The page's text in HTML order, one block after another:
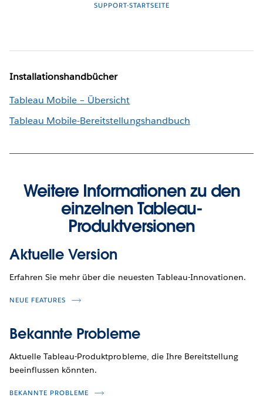
SUPPORT-STARTSEITE
Installationshandbücher
Tableau Mobile – Übersicht
Tableau Mobile-Bereitstellungshandbuch
Weitere Informationen zu den
einzelnen Tableau-
Produktversionen
Aktuelle Version
Erfahren Sie mehr über die neuesten Tableau-Innovationen.
NEUE FEATURES
Bekannte Probleme
Aktuelle Tableau-Produktprobleme, die Ihre Bereitstellung
beeinflussen könnten.
BEKANNTE PROBLEME